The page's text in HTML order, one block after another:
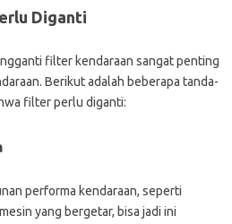
Diganti
filter kendaraan sangat penting
Berikut adalah beberapa tanda-
filter perlu diganti:
performa kendaraan, seperti
yang bergetar, bisa jadi ini